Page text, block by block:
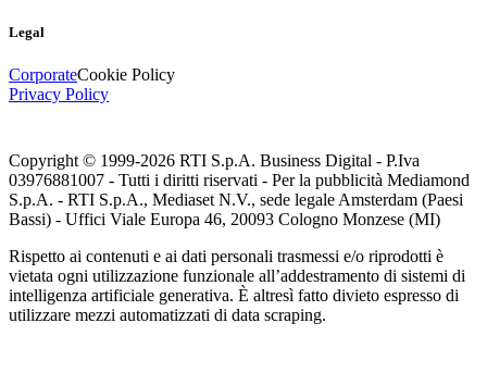
Legal
CorporateCookie Policy
Privacy Policy
Copyright © 1999-2026 RTI S.p.A. Business Digital - P.Iva
03976881007 - Tutti i diritti riservati - Per la pubblicità Mediamond
S.p.A. - RTI S.p.A., Mediaset N.V., sede legale Amsterdam (Paesi
Bassi) - Uffici Viale Europa 46, 20093 Cologno Monzese (MI)
Rispetto ai contenuti e ai dati personali trasmessi e/o riprodotti è
vietata ogni utilizzazione funzionale all’addestramento di sistemi di
intelligenza artificiale generativa. È altresì fatto divieto espresso di
utilizzare mezzi automatizzati di data scraping.